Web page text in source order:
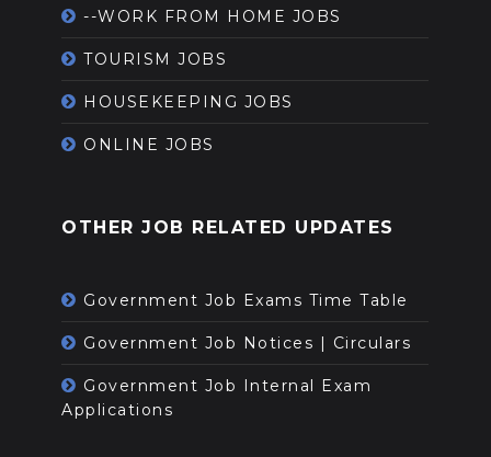
--WORK FROM HOME JOBS
TOURISM JOBS
HOUSEKEEPING JOBS
ONLINE JOBS
OTHER JOB RELATED UPDATES
Government Job Exams Time Table
Government Job Notices | Circulars
Government Job Internal Exam
Applications